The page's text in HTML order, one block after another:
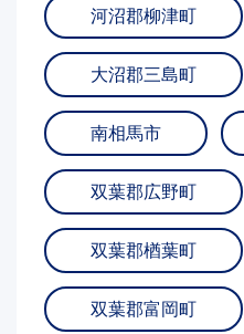
河沼郡柳津町
大沼郡三島町
南相馬市
双葉郡広野町
双葉郡楢葉町
双葉郡富岡町